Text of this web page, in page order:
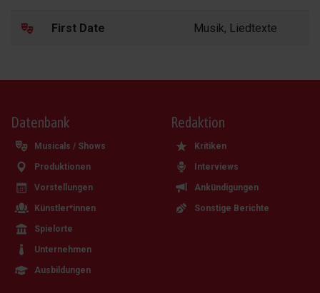
First Date Musik, Liedtexte
Datenbank
Musicals / Shows
Produktionen
Vorstellungen
Künstler*innen
Spielorte
Unternehmen
Ausbildungen
Redaktion
Kritiken
Interviews
Ankündigungen
Sonstige Berichte